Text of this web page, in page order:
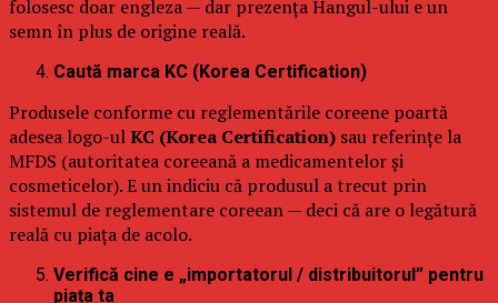
folosesc doar engleza — dar prezența Hangul-ului e un
semn în plus de origine reală.
Caută marca KC (Korea Certification)
Produsele conforme cu reglementările coreene poartă
adesea logo-ulKC (Korea Certification) sau referințe la
MFDS (autoritatea coreeană a medicamentelor și
cosmeticelor). E un indiciu că produsul a trecut prin
sistemul de reglementare coreean — deci că are o legătură
reală cu piața de acolo.
Verifică cine e „importatorul / distribuitorul” pentru
piața ta